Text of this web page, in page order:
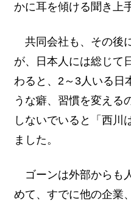
かに耳を傾ける聞き上
共同会社も、その後
が、日本人には総じて
わると、2～3人いる日
うな癖、習慣を変える
しないでいると「西川
ました。
ゴーンは外部からも
めて、すでに他の企業